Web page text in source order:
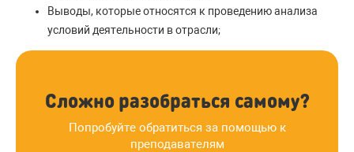
Выводы, которые относятся к проведению анализа
условий деятельности в отрасли;
Сложно разобраться самому?
Попробуйте обратиться за помощью к
преподавателям